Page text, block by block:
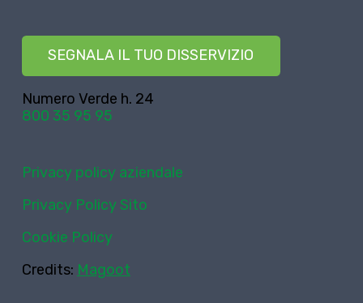
SEGNALA IL TUO DISSERVIZIO
Numero Verde h. 24
800 35 95 95
Privacy policy aziendale
Privacy Policy Sito
Cookie Policy
Credits: Magoot